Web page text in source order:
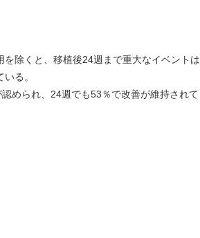
除くと、移植後24週まで重大なイベントは
る。
められ、24週でも53％で改善が維持されて